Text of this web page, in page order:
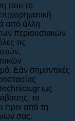
που το
από άλλη
περιουσιακών
τις
Εάν σημαντικές
ως
το
πριν από τη
σας.